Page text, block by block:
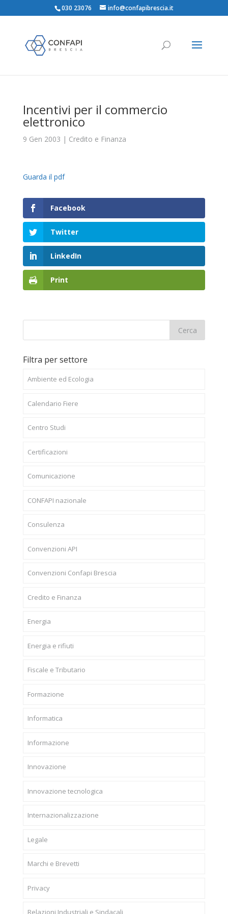
030 23076 info@confapibrescia.it
Incentivi per il commercio
elettronico
9 Gen 2003 | Credito e Finanza
Guarda il pdf
Facebook
Twitter
LinkedIn
Print
Filtra per settore
Ambiente ed Ecologia
Calendario Fiere
Centro Studi
Certificazioni
Comunicazione
CONFAPI nazionale
Consulenza
Convenzioni API
Convenzioni Confapi Brescia
Credito e Finanza
Energia
Energia e rifiuti
Fiscale e Tributario
Formazione
Informatica
Informazione
Innovazione
Innovazione tecnologica
Internazionalizzazione
Legale
Marchi e Brevetti
Privacy